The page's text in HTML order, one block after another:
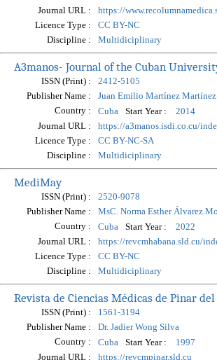
Journal URL :
https://
Licence Type :
CC BY-NC
Discipline :
Multidiciplinary
A3manos- Journal of the Cuban
ISSN (Print) :
2412-5105
Publisher Name :
Juan Emilio Martínez Martínez
Country :
Cuba Start Year :
2014
Journal URL :
https://a3manos.isdi.co.cu/
Licence Type :
CC BY-NC-SA
Discipline :
Multidiciplinary
MediMay
ISSN (Print) :
2520-9078
Publisher Name :
MsC. Norma Esther Álvarez
Country :
Cuba Start Year :
2022
Journal URL :
https://revcmhabana.sld.cu/
Licence Type :
CC BY-NC
Discipline :
Multidiciplinary
Revista de Ciencias Médicas de Pinar
ISSN (Print) :
1561-3194
Publisher Name :
Dr. Jadier Wong Silva
Country :
Cuba Start Year :
1997
Journal URL :
https://revcmpinar.sld.cu